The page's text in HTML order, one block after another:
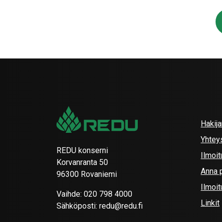
REDU konserni
Korvanranta 50
96300 Rovaniemi
Vaihde: 020 798 4000
Sähköposti: redu@redu.fi
Anna
Linkit